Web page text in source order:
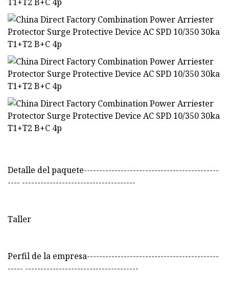
Detalle del paquete--------------------------------------------
---- -------------------------------------
Taller
Perfil de la empresa-------------------------------------------
----- -------------------------------------